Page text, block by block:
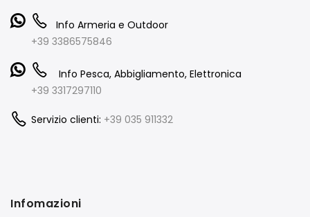
Info Armeria e Outdoor
+39 3386575846
Info Pesca, Abbigliamento, Elettronica
+39 3317297110
Servizio clienti: +39 035 911332
Infomazioni